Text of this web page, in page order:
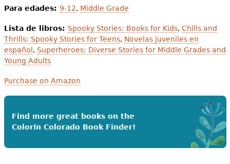
Para edades: 9-12, Middle Grade
Lista de libros: Spooky Stories: Books for Kids, Chills and
Thrills: Spooky Stories for Teens, Novelas juveniles en
español , Superheroes: Diverse Stories for Middle Grades and
Young Adults
Purchase on Amazon
Find more great books on the
Colorín Colorado Book Finder!